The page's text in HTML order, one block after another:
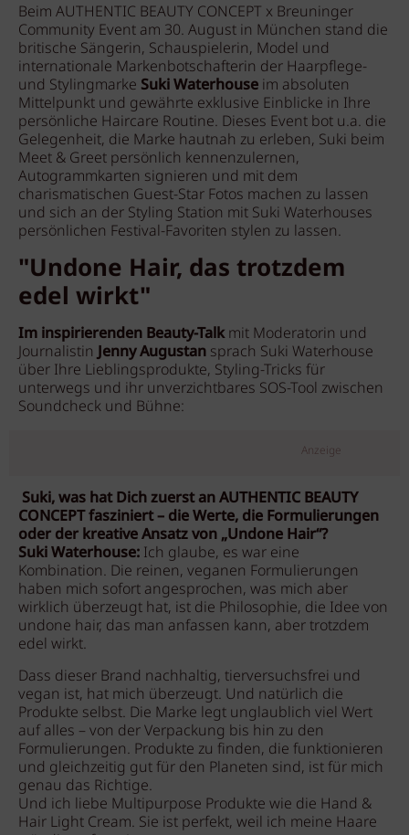
Beim AUTHENTIC BEAUTY CONCEPT x Breuninger
Community Event am 30. August in München stand die
britische Sängerin, Schauspielerin, Model und
internationale Markenbotschafterin der Haarpflege-
und Stylingmarke Suki Waterhouse im absoluten
Mittelpunkt und gewährte exklusive Einblicke in Ihre
persönliche Haircare Routine. Dieses Event bot u.a. die
Gelegenheit, die Marke hautnah zu erleben, Suki beim
Meet & Greet persönlich kennenzulernen,
Autogrammkarten signieren und mit dem
charismatischen Guest-Star Fotos machen zu lassen
und sich an der Styling Station mit Suki Waterhouses
persönlichen Festival-Favoriten stylen zu lassen.
"Undone Hair, das trotzdem
edel wirkt"
Im inspirierenden Beauty-Talkmit Moderatorin und
JournalistinJenny Augustan sprach Suki Waterhouse
über Ihre Lieblingsprodukte, Styling-Tricks für
unterwegs und ihr unverzichtbares SOS-Tool zwischen
Soundcheck und Bühne:
Anzeige
Suki, was hat Dich zuerst an AUTHENTIC BEAUTY
CONCEPT fasziniert – die Werte, die Formulierungen
oder der kreative Ansatz von „Undone Hair“?
Suki Waterhouse: Ich glaube, es war eine
Kombination. Die reinen, veganen Formulierungen
haben mich sofort angesprochen, was mich aber
wirklich überzeugt hat, ist die Philosophie, die Idee von
undone hair, das man anfassen kann, aber trotzdem
edel wirkt.
Dass dieser Brand nachhaltig, tierversuchsfrei und
vegan ist, hat mich überzeugt. Und natürlich die
Produkte selbst. Die Marke legt unglaublich viel Wert
auf alles – von der Verpackung bis hin zu den
Formulierungen. Produkte zu finden, die funktionieren
und gleichzeitig gut für den Planeten sind, ist für mich
genau das Richtige.
Und ich liebe Multipurpose Produkte wie die Hand &
Hair Light Cream. Sie ist perfekt, weil ich meine Haare